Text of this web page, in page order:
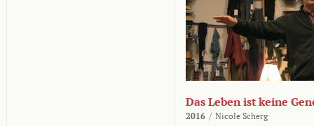
Das Leben ist keine
2016 / Nicole Scherg